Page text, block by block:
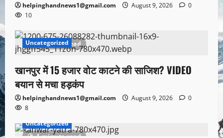
helpinghandnews1@gmail.com August 9, 2026
0
10
1 minute read
Uncategorized
खानपुर में 15 हजार वोट काटने की साजिश? VIDEO
बयान से मचा हड़कंप
helpinghandnews1@gmail.com August 9, 2026
0
8
1 minute read
Uncategorized